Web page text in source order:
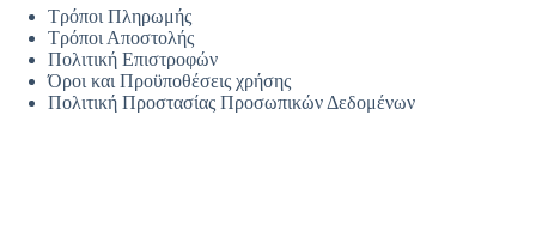
Τρόποι Πληρωμής
Τρόποι Αποστολής
Πολιτική Επιστροφών
Όροι και Προϋποθέσεις χρήσης
Πολιτική Προστασίας Προσωπικών Δεδομένων